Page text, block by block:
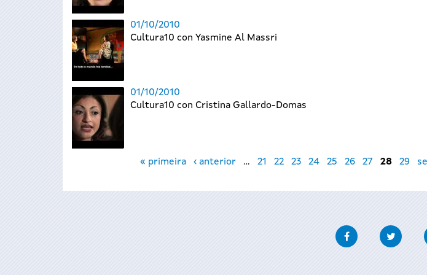
01/10/2010
Cultura10 con Yasmine Al Massri
01/10/2010
Cultura10 con Cristina Gallardo-Domas
« primeira ‹ anterior … 21 22 23 24 25 26 27 28 29
Facebook